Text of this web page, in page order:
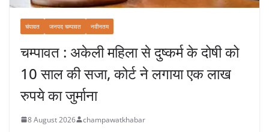
चंपावत जनपद चम्पावत नवीनतम
चम्पावत : अकेली महिला से दुष्कर्म के दोषी को
10 साल की सजा, कोर्ट ने लगाया एक लाख
रुपये का जुर्माना
8 August 2026 champawatkhabar